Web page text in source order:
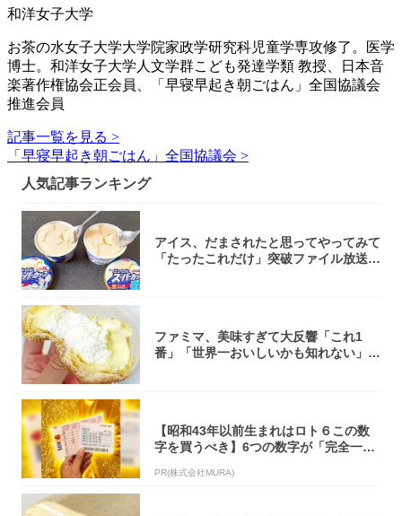
和洋女子大学
お茶の水女子大学大学院家政学研究科児童学専攻修了。医学
博士。和洋女子大学人文学群こども発達学類 教授、日本音
楽著作権協会正会員、「早寝早起き朝ごはん」全国協議会
推進会員
記事一覧を見る >
「早寝早起き朝ごはん」全国協議会 >
人気記事ランキング
アイス、だまされたと思ってやってみて
「たったこれだけ」突破ファイル放送で
ファミマ、美味すぎて大反響「これ1
番」「世界一おいしいかも知れない」
【昭和43年以前生まれはロト６この数
字を買うべき】6つの数字が「完全一
PR(株式会社MURA)